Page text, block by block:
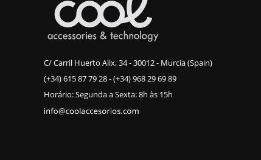
C/ Carril Huerto Alix, 34 - 30012 - Murcia (Spain)
(+34) 615 87 79 28-(+34) 968 29 69 89
Horário: Segunda a Sexta: 8h às 15h